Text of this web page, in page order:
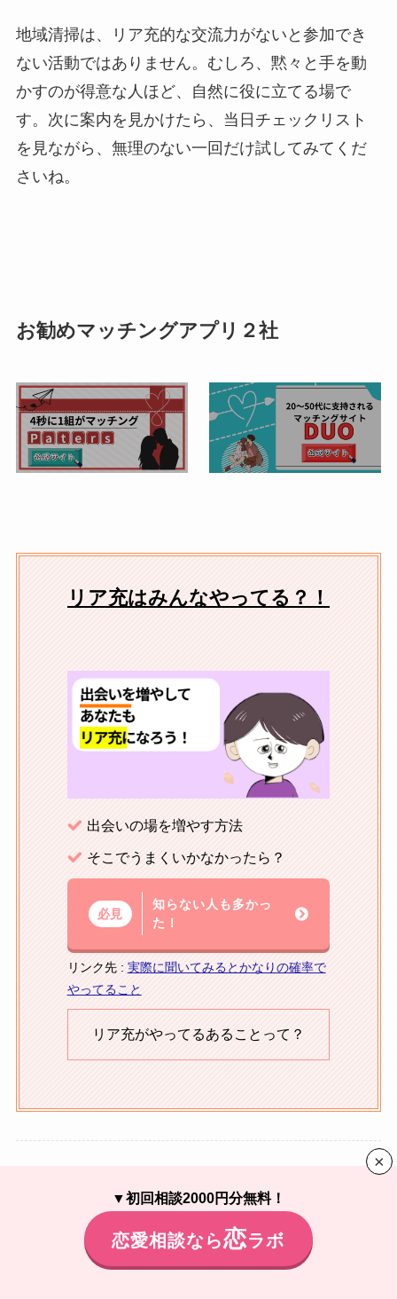
地域清掃は、リア充的な交流力がないと参加でき
ない活動ではありません。むしろ、黙々と手を動
かすのが得意な人ほど、自然に役に立てる場で
す。次に案内を見かけたら、当日チェックリスト
を見ながら、無理のない一回だけ試してみてくだ
さいね。
お勧めマッチングアプリ２社
リア充はみんなやってる？！
出会いの場を増やす方法
そこでうまくいかなかったら？
必見
知らない人も多かっ
た！
リンク先 : 実際に聞いてみるとかなりの確率で
やってること
リア充がやってるあることって？
よかったらシェアしてね！
▼初回相談2000円分無料！
恋愛相談なら恋ラボ
×